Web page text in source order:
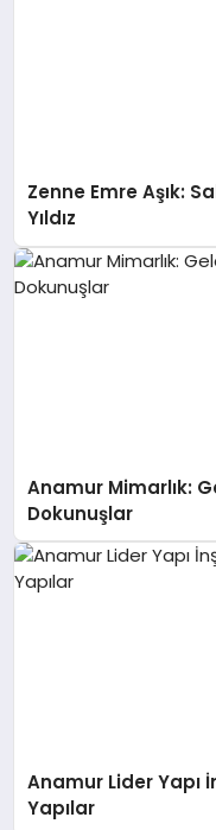
Zenne Emre Aşık:
Yıldız
Anamur Mimarlık:
Dokunuşlar
Anamur Lider Yapı
Yapılar